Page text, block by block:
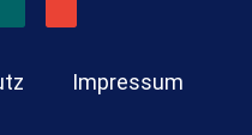
Impressum